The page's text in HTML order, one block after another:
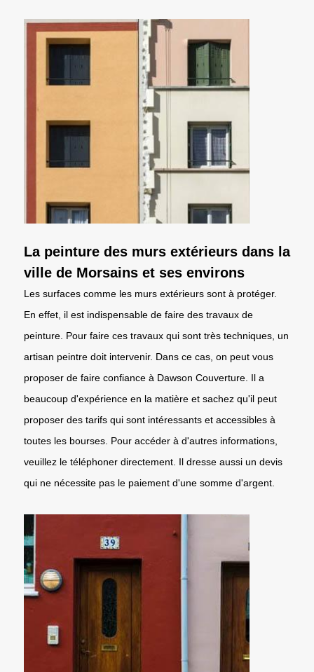
La peinture des murs extérieurs dans la
ville de Morsains et ses environs
Les surfaces comme les murs extérieurs sont à protéger.
En effet, il est indispensable de faire des travaux de
peinture. Pour faire ces travaux qui sont très techniques, un
artisan peintre doit intervenir. Dans ce cas, on peut vous
proposer de faire confiance à Dawson Couverture. Il a
beaucoup d'expérience en la matière et sachez qu'il peut
proposer des tarifs qui sont intéressants et accessibles à
toutes les bourses. Pour accéder à d'autres informations,
veuillez le téléphoner directement. Il dresse aussi un devis
qui ne nécessite pas le paiement d'une somme d'argent.